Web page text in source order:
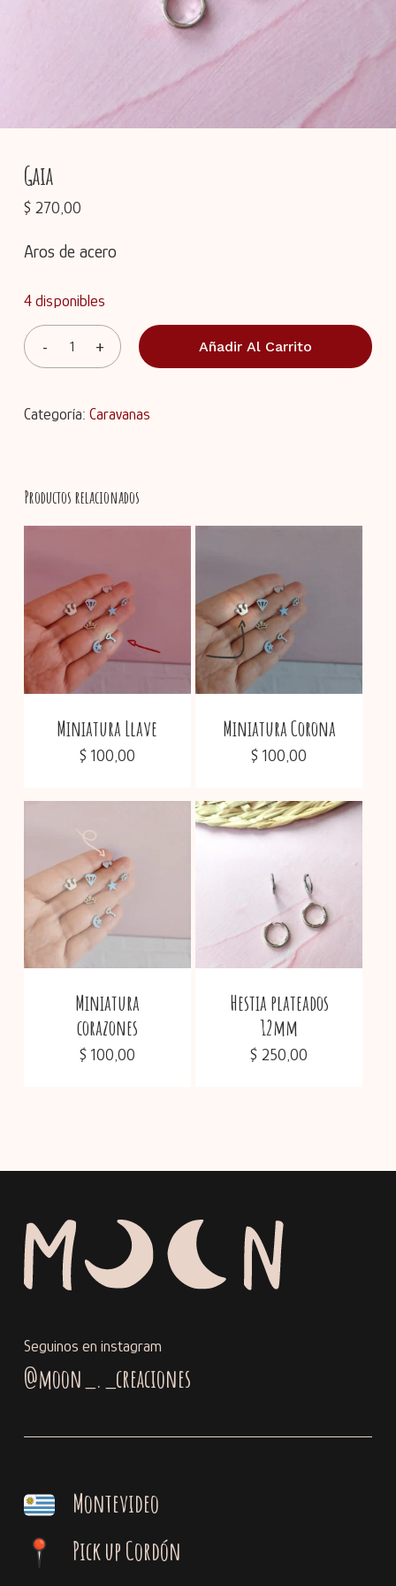
No hay productos en el
carrito.
Go To Shop
Gaia
$ 270,00
Aros de acero
4 disponibles
Añadir Al Carrito
Categoría: Caravanas
Productos relacionados
Miniatura Llave
$ 100,00
Miniatura Corona
$ 100,00
Miniatura
corazones
$ 100,00
Hestia plateados
12mm
$ 250,00
Seguinos en instagram
@moon_._creaciones
Montevideo
Pick up Cordón